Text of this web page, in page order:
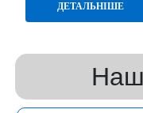
ДЕТАЛЬНІШЕ